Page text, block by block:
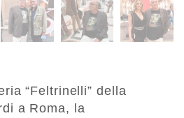
“Feltrinelli” della
a Roma, la